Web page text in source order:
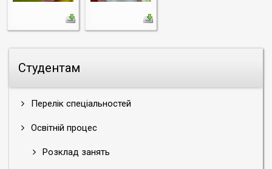
Студентам
Перелік спеціальностей
Освітній процес
Розклад занять